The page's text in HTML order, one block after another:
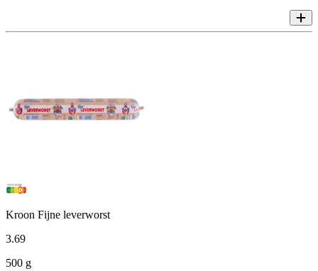
Kroon Fijne leverworst
3.69
500 g